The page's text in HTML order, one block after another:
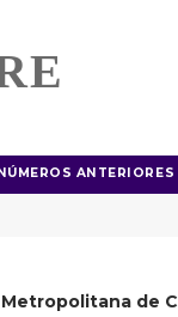
ANTERIORES
de